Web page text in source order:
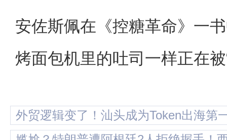
安佐斯佩在《控糖革命》一
烤面包机里的吐司一样正在被
外贸逻辑变了！汕头成为Token出海第